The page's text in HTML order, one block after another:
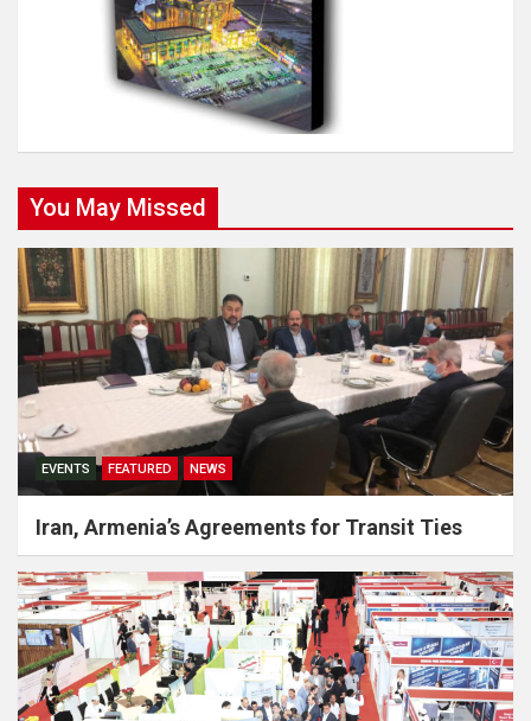
You May Missed
EVENTS FEATURED NEWS
Iran, Armenia’s Agreements for Transit Ties